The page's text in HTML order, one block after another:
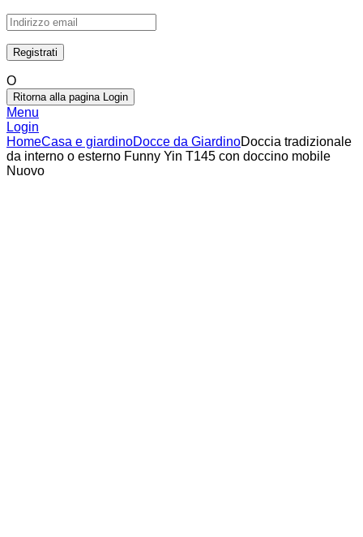
O
Ritorna alla pagina Login
Menu
Login
HomeCasa e giardinoDocce da GiardinoDoccia tradizionale
da interno o esterno Funny Yin T145 con doccino mobile
Nuovo